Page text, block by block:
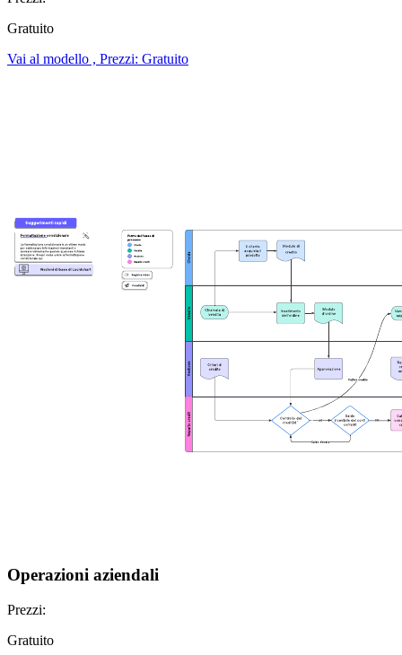
Gratuito
Vai al modello , Prezzi: Gratuito
Operazioni aziendali
Prezzi:
Gratuito